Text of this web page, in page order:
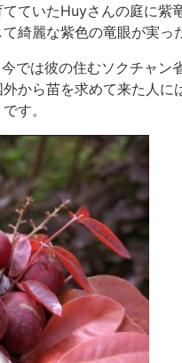
ていたHuyさんの庭に紫
綺麗な紫色の竜眼が実っ
では彼の住むソクチャン
から苗を求めて来た人に
す。